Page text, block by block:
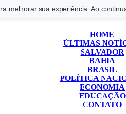
melhorar sua experiência. Ao
HOME
ÚLTIMAS
SALVADOR
BAHIA
BRASIL
POLÍTICA
ECONOMIA
EDUCAÇÃO
CONTATO